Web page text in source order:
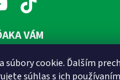
súbory cookie. Ďalším
súhlas s ich
VÁM